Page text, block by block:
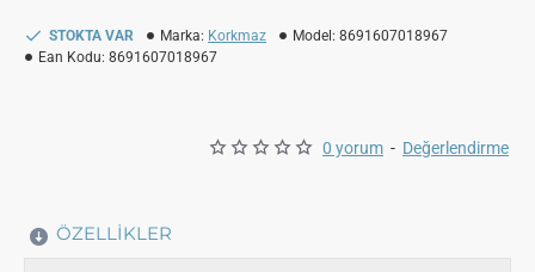
0 yorum - Değerlendirme
STOKTA VAR Marka: Korkmaz Model: 8691607018967
Ean Kodu: 8691607018967
ÖZELLIKLER